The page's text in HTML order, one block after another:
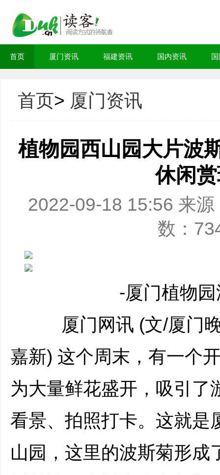
首页 厦门资讯 福建资讯 国内资讯
首页> 厦门资讯
植物园西山园大片波
休闲
2022-09-18 15:56 来
数：
-厦门植物园
厦门网讯 (文/厦门晚
嘉新) 这个周末，有一个
为大量鲜花盛开，吸引了
看景、拍照打卡。这就是
山园，这里的波斯菊形成